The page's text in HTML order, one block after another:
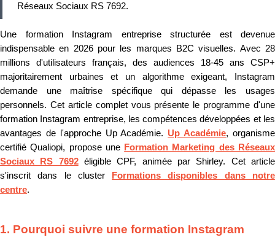
Réseaux Sociaux RS 7692.
Une formation Instagram entreprise structurée est devenue
indispensable en 2026 pour les marques B2C visuelles. Avec 28
millions d'utilisateurs français, des audiences 18-45 ans CSP+
majoritairement urbaines et un algorithme exigeant, Instagram
demande une maîtrise spécifique qui dépasse les usages
personnels. Cet article complet vous présente le programme d'une
formation Instagram entreprise, les compétences développées et les
avantages de l'approche Up Académie. Up Académie, organisme
certifié Qualiopi, propose une Formation Marketing des Réseaux
Sociaux RS 7692éligible CPF, animée par Shirley. Cet article
s'inscrit dans le cluster
Formations disponibles dans notre
centre.
1. Pourquoi suivre une formation Instagram